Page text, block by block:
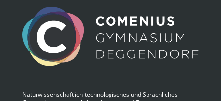
Naturwissenschaftlich-technologisches und Sprachliches